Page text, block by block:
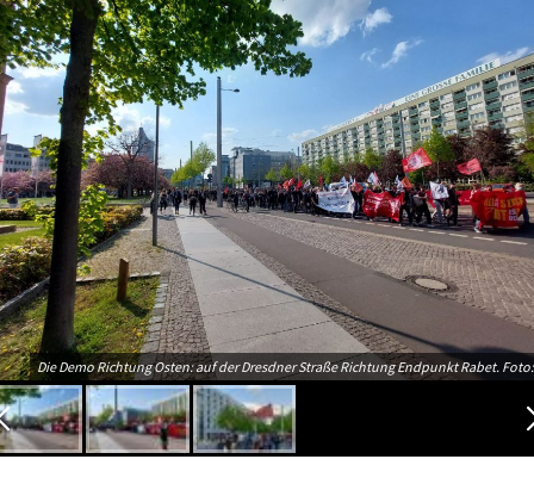
Die Demo Richtung Osten: auf der Dresdner Straße Richtung Endpunkt Rabet.